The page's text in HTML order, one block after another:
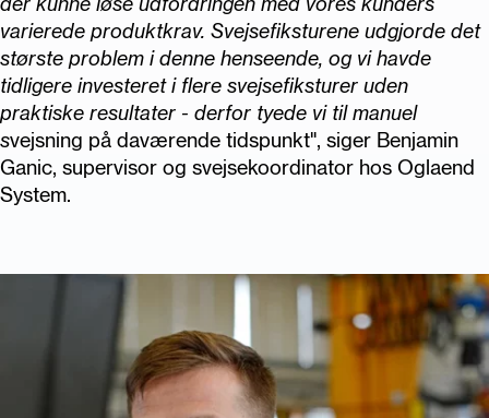
varierede produktkrav. Svejsefiksturene udgjorde det
største problem i denne henseende, og vi havde
tidligere investeret i flere svejsefiksturer uden
praktiske resultater - derfor tyede vi til manuel
svejsning på daværende tidspunkt", siger Benjamin
Ganic, supervisor og svejsekoordinator hos Oglaend
System.